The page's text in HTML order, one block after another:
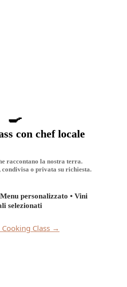
🍳
con chef locale
Cooking Class →
personalizzato • Vini
selezionati
raccontano la nostra terra.
o privata su richiesta.